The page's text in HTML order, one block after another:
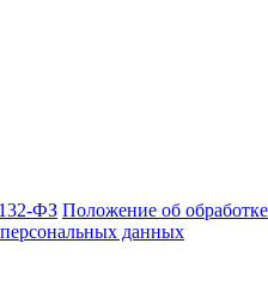
ФЗ Положение об
данных